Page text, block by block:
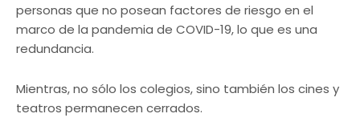
personas que no posean factores de riesgo en el
marco de la pandemia de COVID-19, lo que es una
redundancia.
Mientras, no sólo los colegios, sino también los cines y
teatros permanecen cerrados.